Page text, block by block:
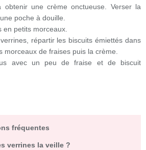
obtenir une crème onctueuse. Verser la
poche à douille.
en petits morceaux.
répartir les biscuits émiettés dans
morceaux de fraises puis la crème.
avec un peu de fraise et de biscuit
fréquentes
verrines la veille ?